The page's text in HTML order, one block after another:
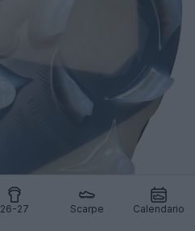
26-27 Scarpe Calendario